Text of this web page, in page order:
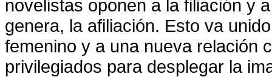
novelistas oponen a la filiación y
genera, la afiliación. Esto va
femenino y a una nueva relación
privilegiados para desplegar la